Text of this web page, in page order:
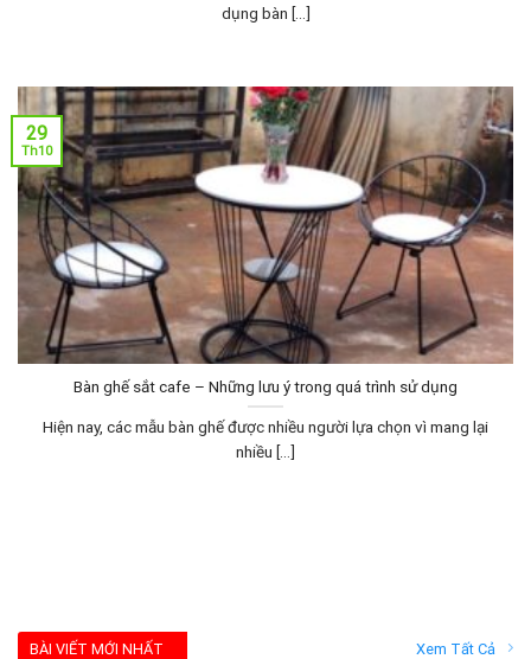
dụng bàn [...]
Bàn ghế sắt cafe – Những lưu ý trong quá trình sử dụng
Hiện nay, các mẫu bàn ghế được nhiều người lựa chọn vì mang lại
nhiều [...]
29
Th10
BÀI VIẾT MỚI NHẤT Xem Tất Cả